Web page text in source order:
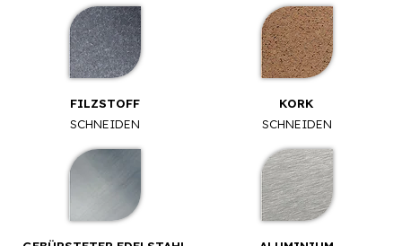
FILZSTOFF
SCHNEIDEN
KORK
SCHNEIDEN